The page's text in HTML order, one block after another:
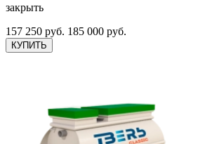
закрыть
157 250 руб. 185 000 руб.
КУПИТЬ